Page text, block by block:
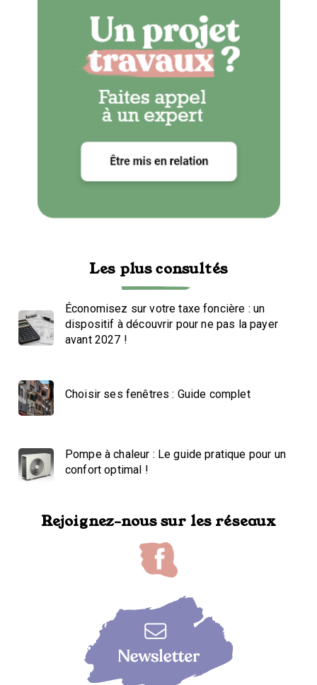
Les plus consultés
Économisez sur votre taxe foncière : un
dispositif à découvrir pour ne pas la payer
avant 2027 !
Choisir ses fenêtres : Guide complet
Pompe à chaleur : Le guide pratique pour un
confort optimal !
Rejoignez-nous sur les réseaux